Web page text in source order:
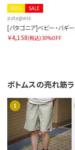
SALE
KIDS
patagonia
[パタゴニア]ベビー・バギー
￥4,158(税込)30%OFF
ボトムスの売れ筋
1